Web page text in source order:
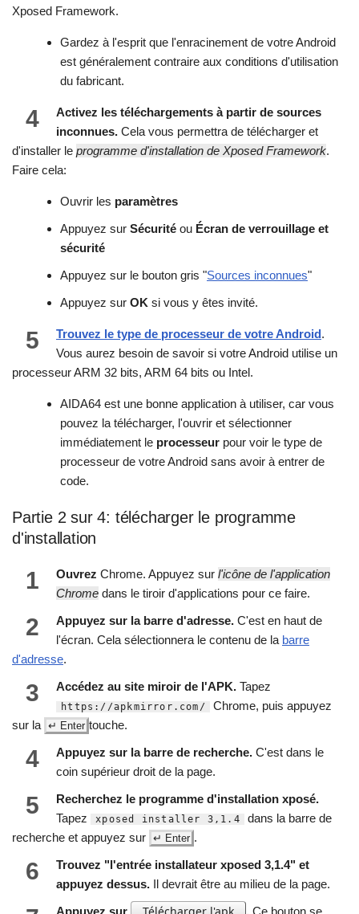
Xposed Framework.
Gardez à l'esprit que l'enracinement de votre Android
est généralement contraire aux conditions d'utilisation
du fabricant.
4
Activez les téléchargements à partir de sources
inconnues. Cela vous permettra de télécharger et
d'installer le programme d'installation de Xposed Framework.
Faire cela:
Ouvrir les paramètres
Appuyez sur Sécurité ou Écran de verrouillage et
sécurité
Appuyez sur le bouton gris "Sources inconnues"
Appuyez sur OK si vous y êtes invité.
5 Trouvez le type de processeur de votre Android.
Vous aurez besoin de savoir si votre Android utilise un
processeur ARM 32 bits, ARM 64 bits ou Intel.
AIDA64 est une bonne application à utiliser, car vous
pouvez la télécharger, l'ouvrir et sélectionner
immédiatement le processeur pour voir le type de
processeur de votre Android sans avoir à entrer de
code.
Partie 2 sur 4: télécharger le programme
d'installation
1 Ouvrez Chrome. Appuyez sur l'icône de l'application
Chrome dans le tiroir d'applications pour ce faire.
2 Appuyez sur la barre d'adresse. C'est en haut de
l'écran. Cela sélectionnera le contenu de la barre
d'adresse.
3 Accédez au site miroir de l'APK. Tapez
https://apkmirror.com/
Chrome, puis appuyez
sur la ↵ Enter touche.
4 Appuyez sur la barre de recherche. C'est dans le
coin supérieur droit de la page.
5
Recherchez le programme d'installation xposé.
Tapez
xposed installer 3,1.4
dans la barre de
recherche et appuyez sur ↵ Enter .
6
Trouvez "l'entrée installateur xposed 3,1.4" et
appuyez dessus. Il devrait être au milieu de la page.